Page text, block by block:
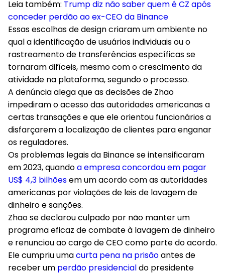
Leia também: Trump diz não saber quem é CZ após
conceder perdão ao ex-CEO da Binance
Essas escolhas de design criaram um ambiente no
qual a identificação de usuários individuais ou o
rastreamento de transferências específicas se
tornaram difíceis, mesmo com o crescimento da
atividade na plataforma, segundo o processo.
A denúncia alega que as decisões de Zhao
impediram o acesso das autoridades americanas a
certas transações e que ele orientou funcionários a
disfarçarem a localização de clientes para enganar
os reguladores.
Os problemas legais da Binance se intensificaram
em 2023, quandoa empresa concordou em pagar
US$ 4,3 bilhõesem um acordo com as autoridades
americanas por violações de leis de lavagem de
dinheiro e sanções.
Zhao se declarou culpado por não manter um
programa eficaz de combate à lavagem de dinheiro
e renunciou ao cargo de CEO como parte do acordo.
Ele cumpriu umacurta pena na prisãoantes de
receber um perdão presidencialdo presidente